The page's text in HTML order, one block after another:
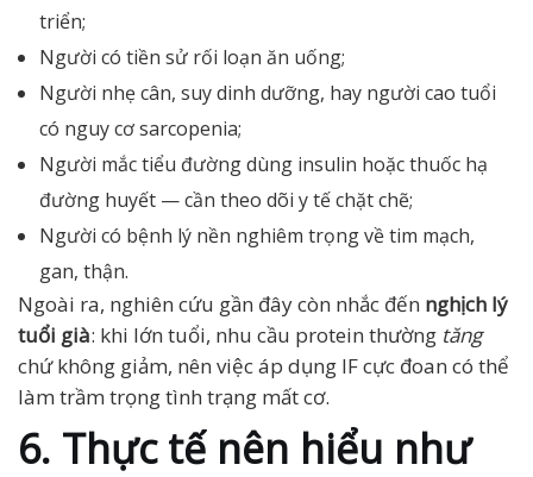
triển;
Người có tiền sử rối loạn ăn uống;
Người nhẹ cân, suy dinh dưỡng, hay người cao tuổi
có nguy cơ sarcopenia;
Người mắc tiểu đường dùng insulin hoặc thuốc hạ
đường huyết — cần theo dõi y tế chặt chẽ;
Người có bệnh lý nền nghiêm trọng về tim mạch,
gan, thận.
Ngoài ra, nghiên cứu gần đây còn nhắc đến nghịch lý
tuổi già: khi lớn tuổi, nhu cầu protein thường tăng
chứ không giảm, nên việc áp dụng IF cực đoan có thể
làm trầm trọng tình trạng mất cơ.
6. Thực tế nên hiểu như